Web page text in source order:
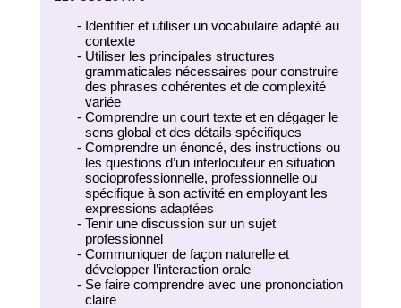
Identifier et utiliser un vocabulaire adapté au
contexte
Utiliser les principales structures
grammaticales nécessaires pour construire
des phrases cohérentes et de complexité
variée
Comprendre un court texte et en dégager le
sens global et des détails spécifiques
Comprendre un énoncé, des instructions ou
les questions d’un interlocuteur en situation
socioprofessionnelle, professionnelle ou
spécifique à son activité en employant les
expressions adaptées
Tenir une discussion sur un sujet
professionnel
Communiquer de façon naturelle et
développer l’interaction orale
Se faire comprendre avec une prononciation
claire